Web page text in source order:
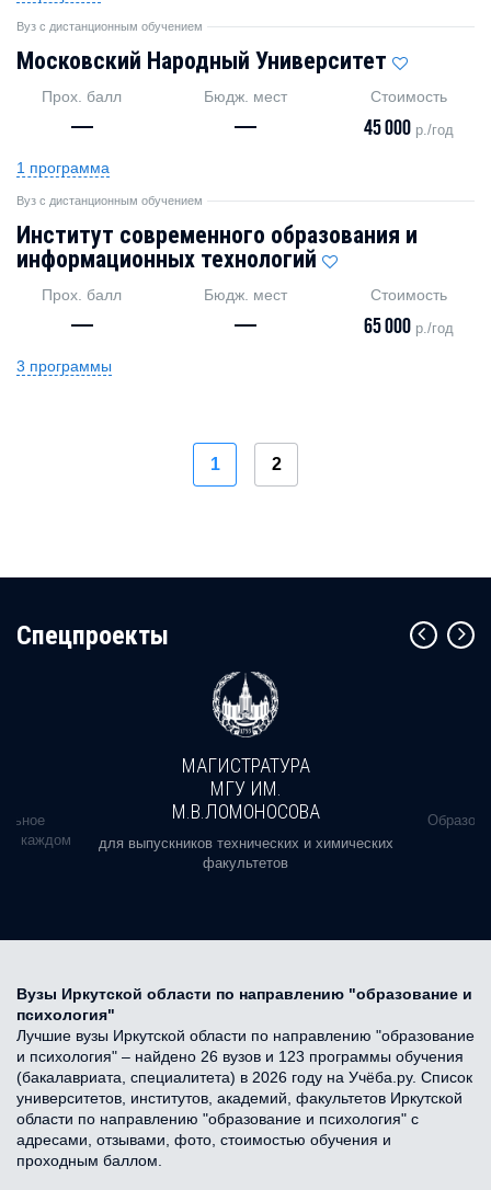
Вуз с дистанционным обучением
Московский Народный Университет
Прох. балл
—
Бюдж. мест
—
Стоимость
45 000 р./год
1 программа
Вуз с дистанционным обучением
Институт современного образования и
информационных технологий
Прох. балл
—
Бюдж. мест
—
Стоимость
65 000 р./год
3 программы
1 2
Cпецпроекты
в каждом
МАГИСТРАТУРА
МГУ ИМ.
М.В.ЛОМОНОСОВА
для выпускников технических и химических
факультетов
Вузы Иркутской области по направлению "образование и
психология"
Лучшие вузы Иркутской области по направлению "образование
и психология" – найдено 26 вузов и 123 программы обучения
(бакалавриата, специалитета) в 2026 году на Учёба.ру. Список
университетов, институтов, академий, факультетов Иркутской
области по направлению "образование и психология" с
адресами, отзывами, фото, стоимостью обучения и
проходным баллом.